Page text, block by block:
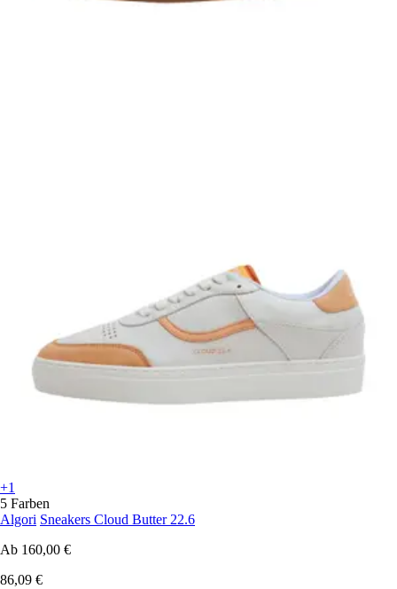
+1
5 Farben
Algori Sneakers Cloud Butter 22.6
Ab 160,00 €
86,09 €